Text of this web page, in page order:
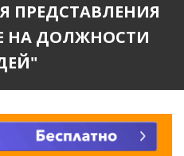
ПРЕДСТАВЛЕНИЯ
НА ДОЛЖНОСТИ